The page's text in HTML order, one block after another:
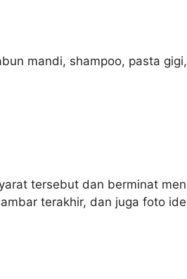
mandi, shampoo, pasta
tersebut dan berminat
terakhir, dan juga foto